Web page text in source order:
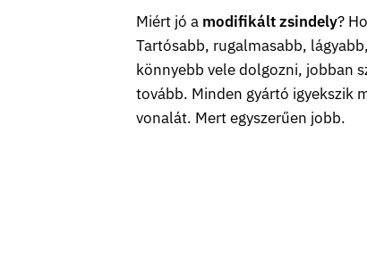
Miért jó a modifikált zsindely?
Tartósabb, rugalmasabb,
könnyebb vele dolgozni, jobban
tovább. Minden gyártó igyekszik
vonalát. Mert egyszerűen jobb.